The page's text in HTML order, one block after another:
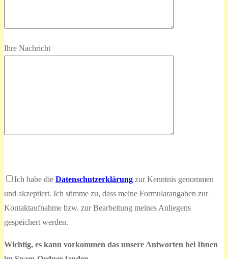
Ihre Nachricht
dieses
Feld
leer.
lasse
dieses
Feld
leer.
Ich habe die Datenschutzerklärung zur Kenntnis genommen
und akzeptiert. Ich stimme zu, dass meine Formularangaben zur
Kontaktaufnahme bzw. zur Bearbeitung meines Anliegens
gespeichert werden.
Wichtig, es kann vorkommen das unsere Antworten bei Ihnen